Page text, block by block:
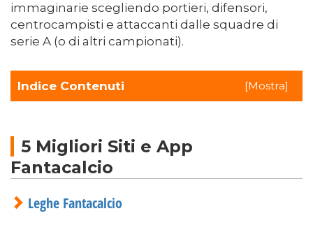
immaginarie scegliendo portieri, difensori,
centrocampisti e attaccanti dalle squadre di
serie A (o di altri campionati).
Indice Contenuti [Mostra]
5 Migliori Siti e App
Fantacalcio
Leghe Fantacalcio